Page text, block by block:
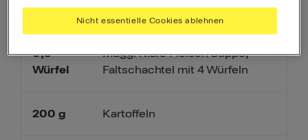
20 g
0,5
Würfel
200 g
Schweineschmalz
Maggi Klare Fleisch Suppe,
Faltschachtel mit 4 Würfeln
Kartoffeln
Nicht essentielle Cookies ablehnen